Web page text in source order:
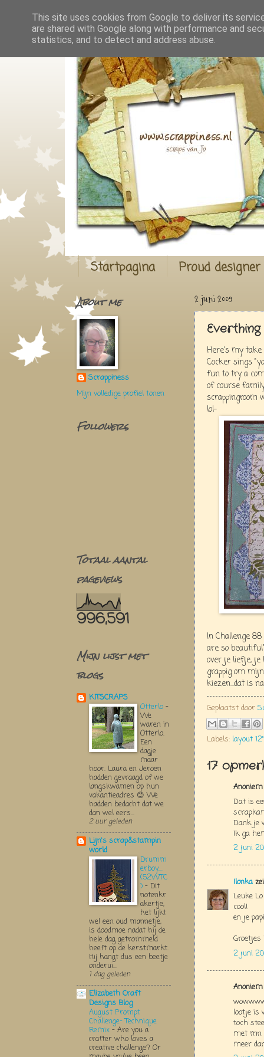
Startpagina Proud
2 juni 2009
Here's my take
Cocker sings
fun to try a
of course
scrappingroom
lol-
In Challenge
are so
over je liefje, je
grappig om
kiezen...dat is
Geplaatst door
Labels: layout
17
Dat is
Dank je
Ik ga
2 juni
Ilonka zei
Leuke
cool!
en je
Groetjes
2 juni
lootje is
toch
met mn
meer
About me
Scrappiness
Mijn volledige profiel tonen
Followers
Totaal aantal
pageviews
996,591
Mijn lijst met
blogs
KITSCRAPS
Otterlo -
We
waren in
Otterlo.
Een
dagje
maar
hoor. Laura en Jeroen
hadden gevraagd of we
langskwamen op hun
vakantieadres 😊 We
hadden bedacht dat we
dan wel eers...
2 uur geleden
Lijn's scrap&stampin
world
Drumm
erboy....
(52WTC
) - Dit
notenkr
akertje,
het lijkt
wel een oud mannetje,
is doodmoe nadat hij de
hele dag getrommeld
heeft op de kerstmarkt.
Hij hangt dus een beetje
onderui...
1 dag geleden
Elizabeth Craft
Designs Blog
August Prompt
Challenge- Technique
Remix - Are you a
crafter who loves a
creative challenge? Or
This site uses cookies from Google to deliver its
are shared with Google along with performance and
statistics, and to detect and address abuse.